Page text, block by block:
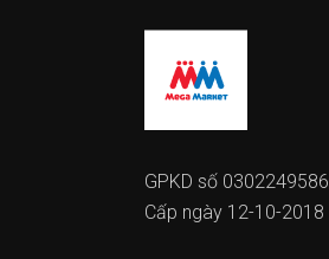
GPKD số 0302249586
Cấp ngày 12-10-2018